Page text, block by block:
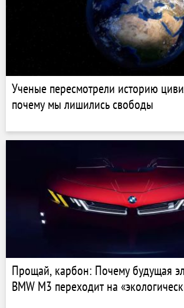
Ученые пересмотрели историю
почему мы лишились свободы
Прощай, карбон: Почему будущая
BMW M3 переходит на